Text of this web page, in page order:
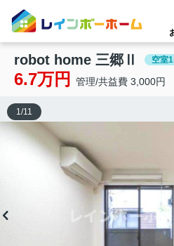
robot home 三郷Ⅱ 空室1
6.7万円 管理/共益費 3,000円
1 /11